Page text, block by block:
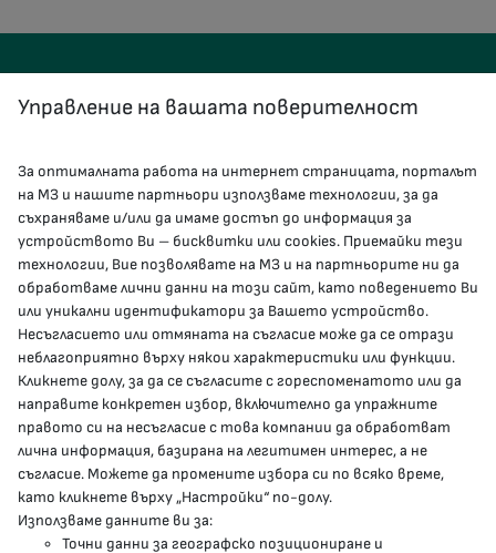
КОНТАКТИ
гр.София, 1000, пл. „Света Неделя“ №5
delovodstvo@mh.government.bg
presscenter@mh.government.bg
МЗ В СОЦИАЛНИТЕ МРЕЖИ
Facebook страница
Instragram профил
Управление на вашата поверителност
За оптималната работа на интернет страницата, порталът
на МЗ и нашите партньори използваме технологии, за да
съхраняваме и/или да имаме достъп до информация за
устройството Ви – бисквитки или cookies. Приемайки тези
технологии, Вие позволявате на МЗ и на партньорите ни да
обработваме лични данни на този сайт, като поведението Ви
или уникални идентификатори за Вашето устройство.
Несъгласието или отмяната на съгласие може да се отрази
неблагоприятно върху някои характеристики или функции.
Кликнете долу, за да се съгласите с гореспоменатото или да
направите конкретен избор, включително да упражните
правото си на несъгласие с това компании да обработват
лична информация, базирана на легитимен интерес, а не
съгласие. Можете да промените избора си по всяко време,
като кликнете върху „Настройки“ по-долу.
Използваме данните ви за:
Точни данни за географско позициониране и